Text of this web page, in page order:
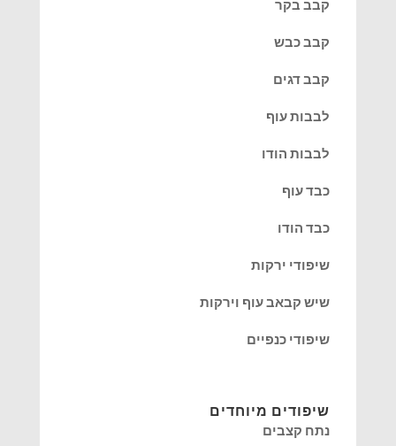
קבב בקר
קבב כבש
קבב דגים
לבבות עוף
לבבות הודו
כבד עוף
כבד הודו
שיפודי ירקות
שיש קבאב עוף וירקות
שיפודי כנפיים
שיפודים מיוחדים
נתח קצבים